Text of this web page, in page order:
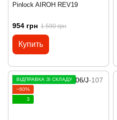
Pinlock AIROH REV19
954 грн 1 590 грн
Купить
ВІДПРАВКА ЗІ СКЛАДУ
−60%
3